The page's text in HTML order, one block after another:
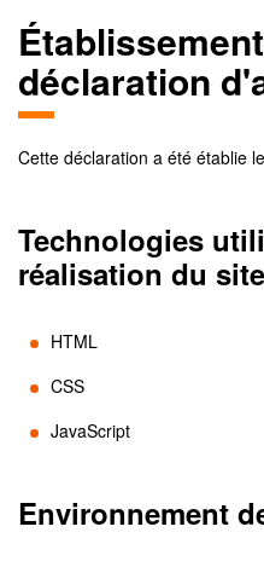
déclaration
Cette déclaration a été établie le
Technologies
réalisation du
HTML
CSS
JavaScript
Environnement